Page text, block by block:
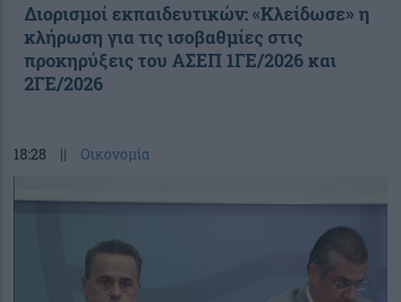
Διορισμοί εκπαιδευτικών: «Κλείδωσε» η
κλήρωση για τις ισοβαθμίες στις
προκηρύξεις του ΑΣΕΠ 1ΓΕ/2026 και
2ΓΕ/2026
18:28 || Οικονομία